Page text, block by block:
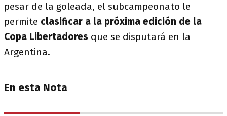
pesar de la goleada, el subcampeonato le
permite clasificar a la próxima edición de la
Copa Libertadores que se disputará en la
Argentina.
En esta Nota